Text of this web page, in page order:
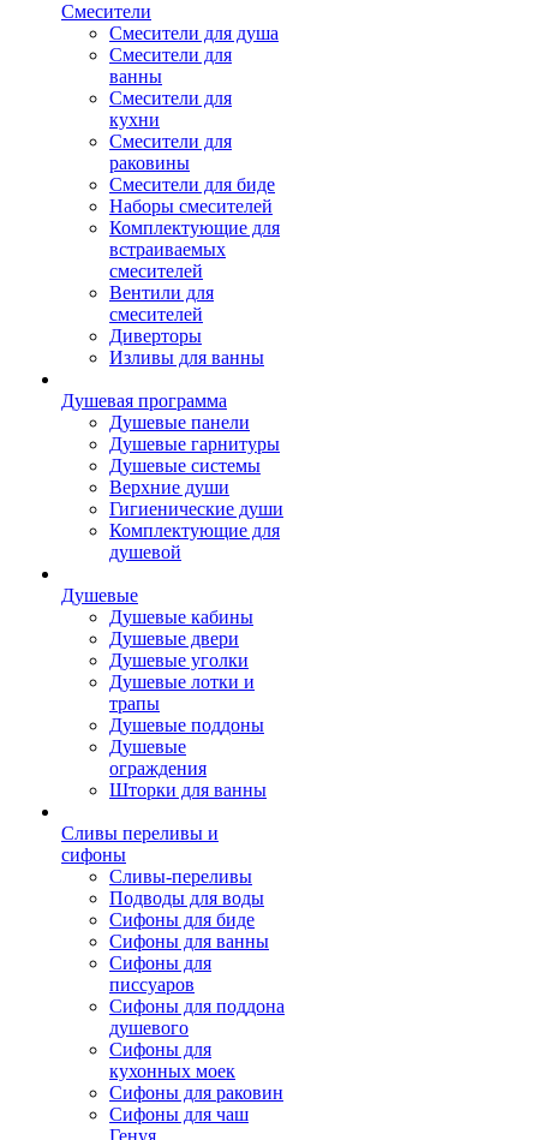
Смесители
Смесители для душа
Смесители для
ванны
Смесители для
кухни
Смесители для
раковины
Смесители для биде
Наборы смесителей
Комплектующие для
встраиваемых
смесителей
Вентили для
смесителей
Диверторы
Изливы для ванны
Душевая программа
Душевые панели
Душевые гарнитуры
Душевые системы
Верхние души
Гигиенические души
Комплектующие для
душевой
Душевые
Душевые кабины
Душевые двери
Душевые уголки
Душевые лотки и
трапы
Душевые поддоны
Душевые
ограждения
Шторки для ванны
Сливы переливы и
сифоны
Сливы-переливы
Подводы для воды
Сифоны для биде
Сифоны для ванны
Сифоны для
писсуаров
Сифоны для поддона
душевого
Сифоны для
кухонных моек
Сифоны для раковин
Сифоны для чаш
Генуя